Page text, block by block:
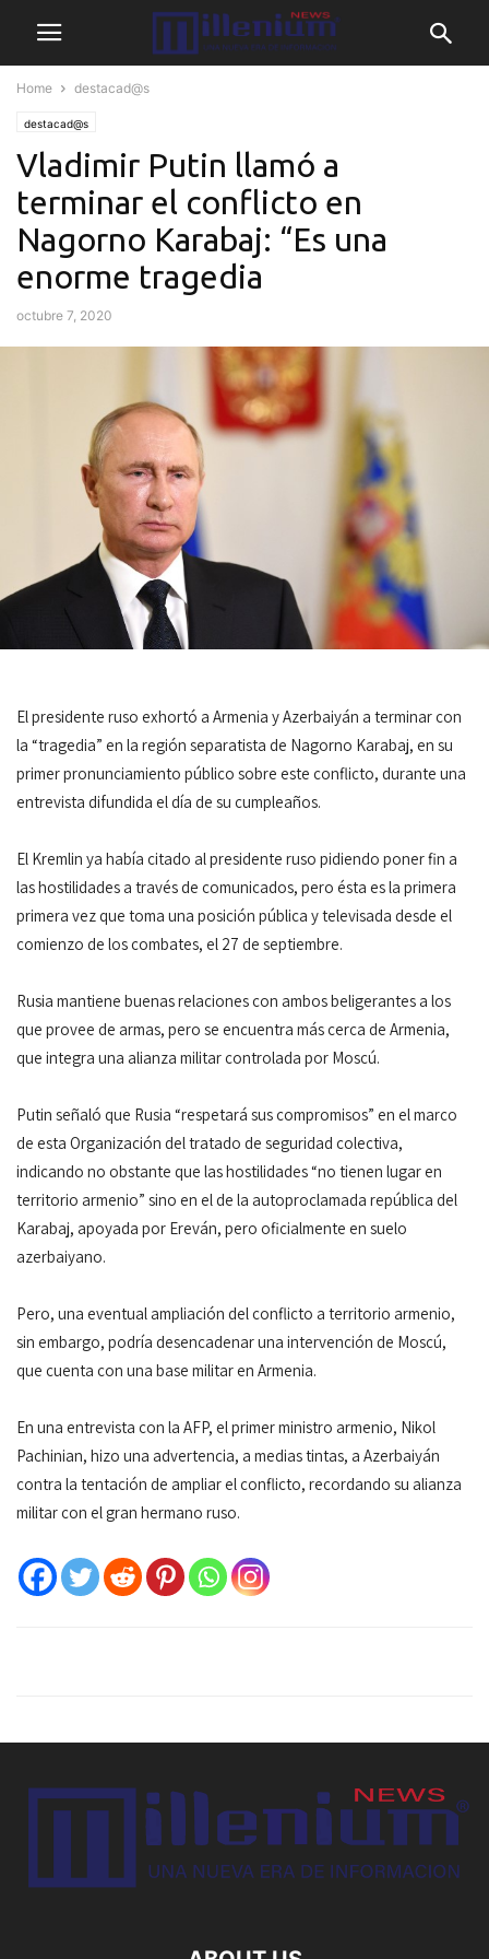
Home destacad@s
destacad@s
Vladimir Putin llamó a
terminar el conflicto en
Nagorno Karabaj: “Es una
enorme tragedia
octubre 7, 2020
El presidente ruso exhortó a Armenia y Azerbaiyán a terminar con
la “tragedia” en la región separatista de Nagorno Karabaj, en su
primer pronunciamiento público sobre este conflicto, durante una
entrevista difundida el día de su cumpleaños.
El Kremlin ya había citado al presidente ruso pidiendo poner fin a
las hostilidades a través de comunicados, pero ésta es la primera
primera vez que toma una posición pública y televisada desde el
comienzo de los combates, el 27 de septiembre.
Rusia mantiene buenas relaciones con ambos beligerantes a los
que provee de armas, pero se encuentra más cerca de Armenia,
que integra una alianza militar controlada por Moscú.
Putin señaló que Rusia “respetará sus compromisos” en el marco
de esta Organización del tratado de seguridad colectiva,
indicando no obstante que las hostilidades “no tienen lugar en
territorio armenio” sino en el de la autoproclamada república del
Karabaj, apoyada por Ereván, pero oficialmente en suelo
azerbaiyano.
Pero, una eventual ampliación del conflicto a territorio armenio,
sin embargo, podría desencadenar una intervención de Moscú,
que cuenta con una base militar en Armenia.
En una entrevista con la AFP, el primer ministro armenio, Nikol
Pachinian, hizo una advertencia, a medias tintas, a Azerbaiyán
contra la tentación de ampliar el conflicto, recordando su alianza
militar con el gran hermano ruso.